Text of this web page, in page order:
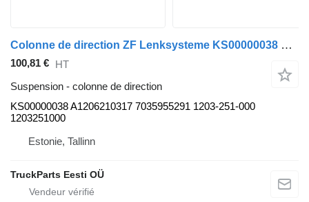
Colonne de direction ZF Lenksysteme KS00000038 pour bus Solaris Urbino, Alpino, Vacanza (1999-)
100,81 € HT
Suspension - colonne de direction
KS00000038 A1206210317 7035955291 1203-251-000
1203251000
Estonie, Tallinn
TruckParts Eesti OÜ